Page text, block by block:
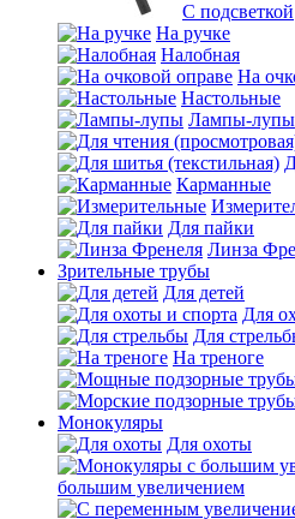
С подсветкой
На ручке
Налобная
На
Настольные
Лампы-лупы
Карманные
Для пайки
Линза
Зрительные трубы
Для детей
Для
Для
На треноге
Монокуляры
Для охоты
большим увеличением